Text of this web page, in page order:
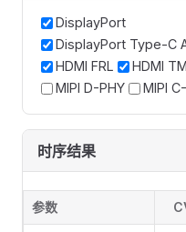
DisplayPort
DisplayPort Type-C
HDMI FRL
HDMI
MIPI D-PHY
MIPI
时序结果
参数